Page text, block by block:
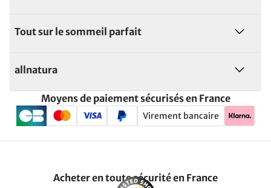
Tout sur le sommeil parfait
allnatura
Moyens de paiement sécurisés en France
Virement bancaire
Acheter en toute sécurité en France